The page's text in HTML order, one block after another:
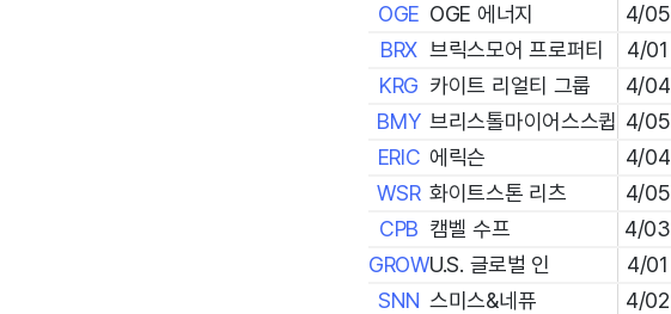
OGE OGE 에너지 4/05
BRX 브릭스모어 프로퍼티 4/01
KRG 카이트 리얼티 그룹 4/04
BMY 브리스톨마이어스스큅 4/05
ERIC 에릭슨 4/04
WSR 화이트스톤 리츠 4/05
CPB 캠벨 수프 4/03
GROWU.S. 글로벌 인 4/01
SNN 스미스&네퓨 4/02